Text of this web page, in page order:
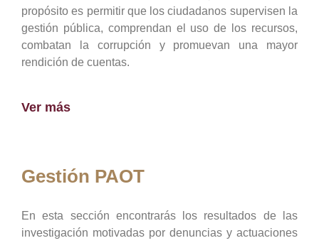
propósito es permitir que los ciudadanos supervisen la
gestión pública, comprendan el uso de los recursos,
combatan la corrupción y promuevan una mayor
rendición de cuentas.
Ver más
Gestión PAOT
En esta sección encontrarás los resultados de las
investigación motivadas por denuncias y actuaciones